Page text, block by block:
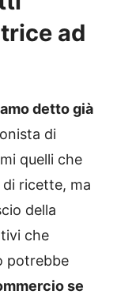
ad
detto già
di
quelli che
ricette, ma
della
che
potrebbe
se